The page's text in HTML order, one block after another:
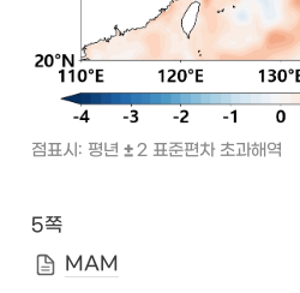
점표시: 평년 ± 2 표준편차 초과해역
5쪽
MAM